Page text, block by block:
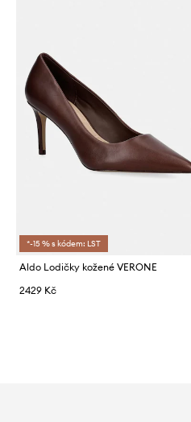
*-15 % s kódem: LST
Aldo Lodičky kožené VERONE
2429 Kč